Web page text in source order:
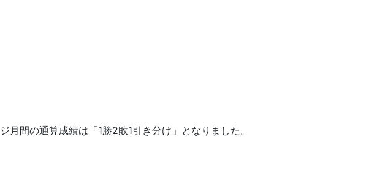
月間の通算成績は「1勝2敗1引き分け」となりました。